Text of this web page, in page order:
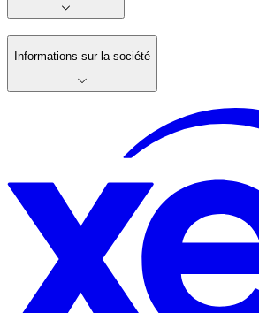
Informations sur la société